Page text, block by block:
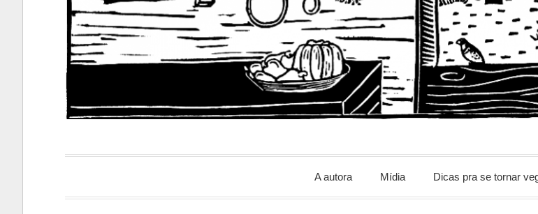
PapacapimA autora Mídia Dicas pra se tornar